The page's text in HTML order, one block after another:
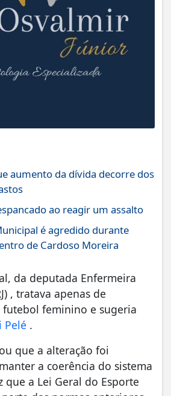
aumento da dívida decorre dos
ao reagir um assalto
é agredido durante
de Cardoso Moreira
da deputada Enfermeira
, tratava apenas de
feminino e sugeria
Pelé .
que a alteração foi
a coerência do sistema
que a Lei Geral do Esporte